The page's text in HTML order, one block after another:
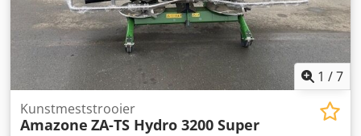
1 /7
Kunstmeststrooier
Amazone ZA-TS Hydro 3200 Super